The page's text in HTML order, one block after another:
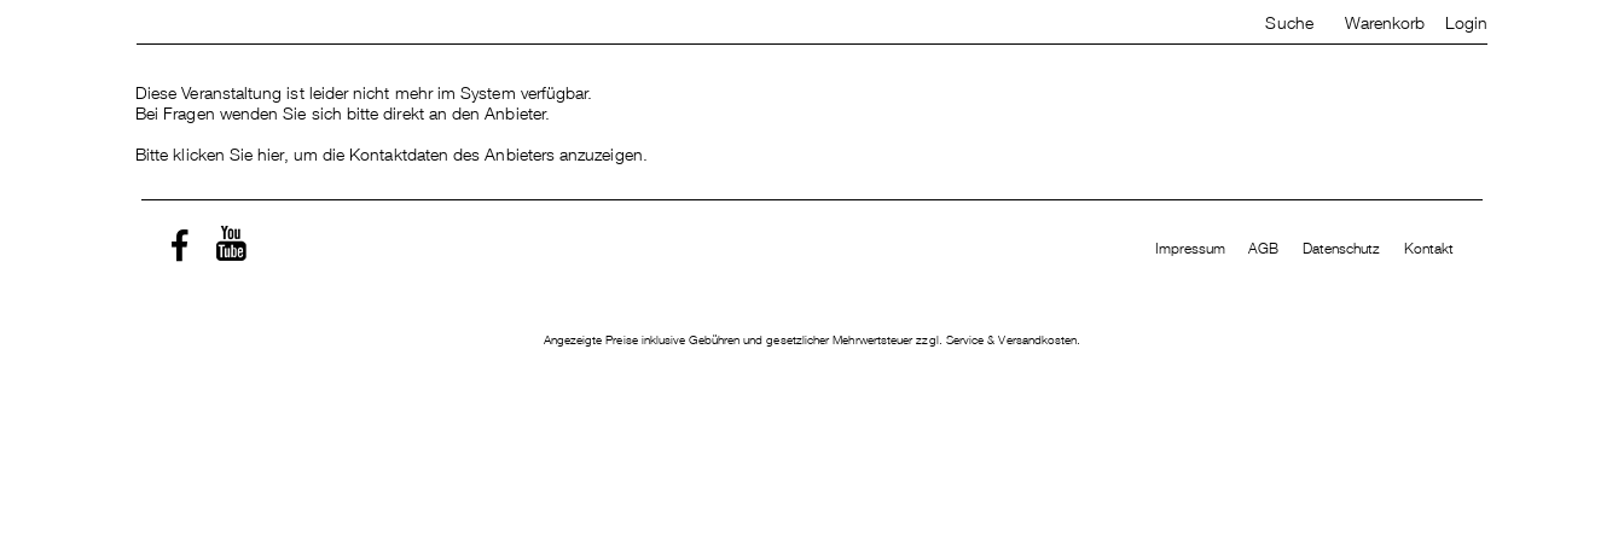
Suche Warenkorb Login
Diese Veranstaltung ist leider nicht mehr im System verfügbar.
Bei Fragen wenden Sie sich bitte direkt an den Anbieter.
Bitte klicken Sie hier, um die Kontaktdaten des Anbieters anzuzeigen.
Impressum AGB Datenschutz Kontakt
Angezeigte Preise inklusive Gebühren und gesetzlicher Mehrwertsteuer zzgl. Service & Versandkosten.